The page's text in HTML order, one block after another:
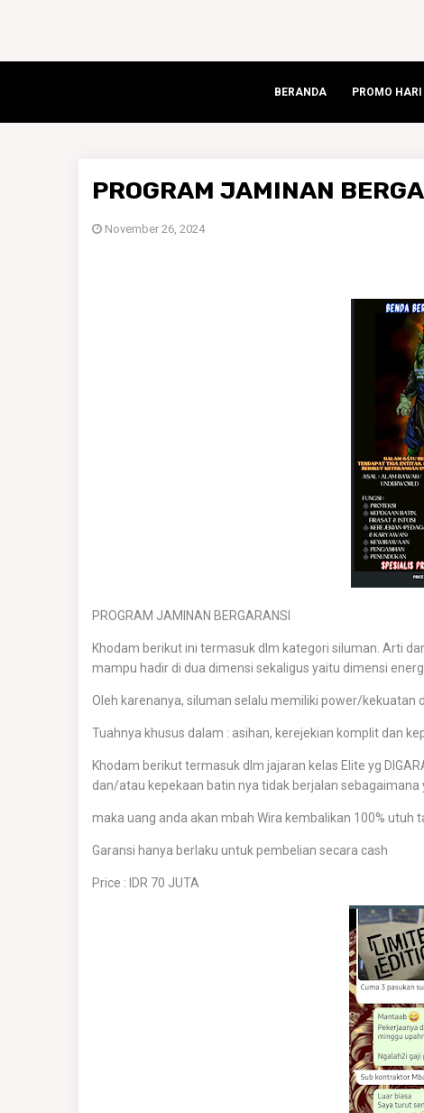
BERANDA PROMO HARI
PROGRAM JAMINAN
November 26, 2024
PROGRAM JAMINAN BERGARANSI
Khodam berikut ini termasuk dlm kategori siluman. Arti
mampu hadir di dua dimensi sekaligus yaitu dimensi
Oleh karenanya, siluman selalu memiliki power/kekuatan
Tuahnya khusus dalam : asihan, kerejekian komplit dan
Khodam berikut termasuk dlm jajaran kelas Elite yg
dan/atau kepekaan batin nya tidak berjalan sebagaimana
maka uang anda akan mbah Wira kembalikan 100%
Garansi hanya berlaku untuk pembelian secara cash
Price : IDR 70 JUTA